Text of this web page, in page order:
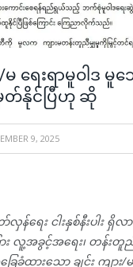
/မ ရေးရာမူဝါဒ
တ်နိုင်ပြီဟု ဆို
9, 2025
န်ရေး ငါးနှစ်နီးပါး ရှိလ
လူ့အခွင့်အရေး၊ တန်းတူညီ
ထားသော ချင်း ကျား/မ